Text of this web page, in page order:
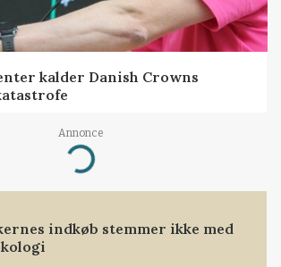
kalder Danish Crowns
Annonce
Loading...
indkøb stemmer ikke med